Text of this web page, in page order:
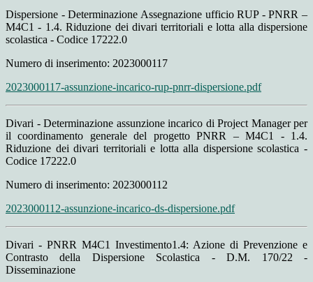
Dispersione - Determinazione Assegnazione ufficio RUP - PNRR –
M4C1 - 1.4. Riduzione dei divari territoriali e lotta alla dispersione
scolastica - Codice 17222.0
Numero di inserimento: 2023000117
2023000117-assunzione-incarico-rup-pnrr-dispersione.pdf
Divari - Determinazione assunzione incarico di Project Manager per
il coordinamento generale del progetto PNRR – M4C1 - 1.4.
Riduzione dei divari territoriali e lotta alla dispersione scolastica -
Codice 17222.0
Numero di inserimento: 2023000112
2023000112-assunzione-incarico-ds-dispersione.pdf
Divari - PNRR M4C1 Investimento1.4: Azione di Prevenzione e
Contrasto della Dispersione Scolastica - D.M. 170/22 -
Disseminazione